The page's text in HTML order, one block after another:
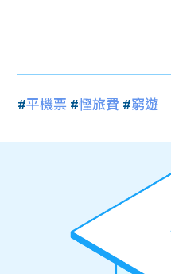
#平機票 #慳旅費 #窮遊